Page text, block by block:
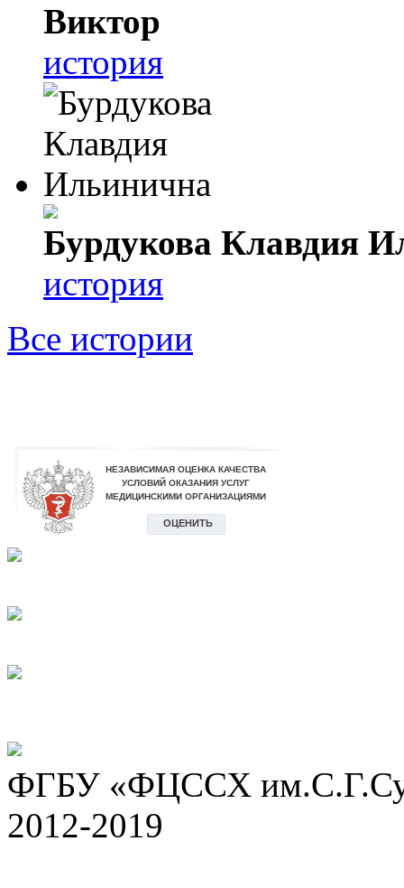
Виктор
история
Бурдукова Клавдия
история
Все истории
ФГБУ «ФЦССХ
2012-2019